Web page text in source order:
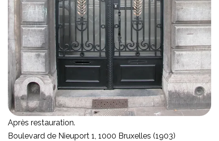
Après restauration.
Boulevard de Nieuport 1, 1000 Bruxelles (1903)